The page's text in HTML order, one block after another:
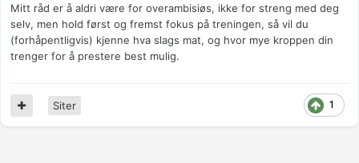
Mitt råd er å aldri være for overambisiøs, ikke for streng med deg
selv, men hold først og fremst fokus på treningen, så vil du
(forhåpentligvis) kjenne hva slags mat, og hvor mye kroppen din
trenger for å prestere best mulig.
1
Siter